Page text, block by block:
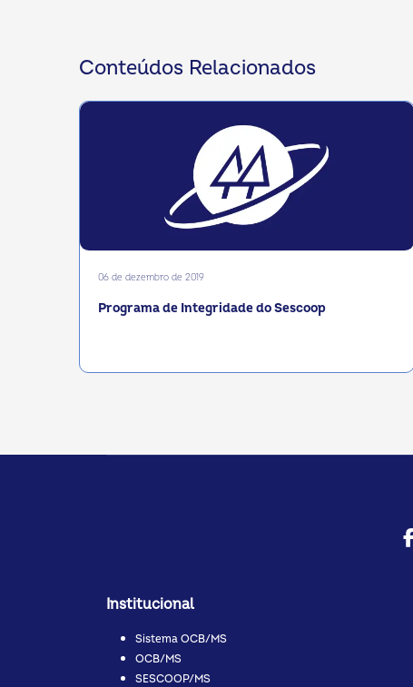
Conteúdos Relacionados
06 de dezembro de 2019
Programa de Integridade do Sescoop
Institucional
Sistema OCB/MS
OCB/MS
SESCOOP/MS